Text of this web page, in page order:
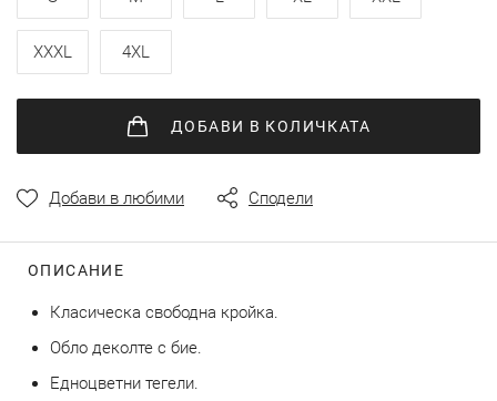
XXXL 4XL
ДОБАВИ В КОЛИЧКАТА
Добави в любими Сподели
ОПИСАНИЕ
Класическа свободна кройка.
Обло деколте с бие.
Едноцветни тегели.